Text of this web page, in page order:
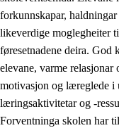
3. Prinsipp for
3.1 Eit
forkunnskapar,
likeverdige moglegheiter
føresetnadene deira. God
elevane, varme
motivasjon og læreglede i
læringsaktivitetar og -
Forventninga skolen har